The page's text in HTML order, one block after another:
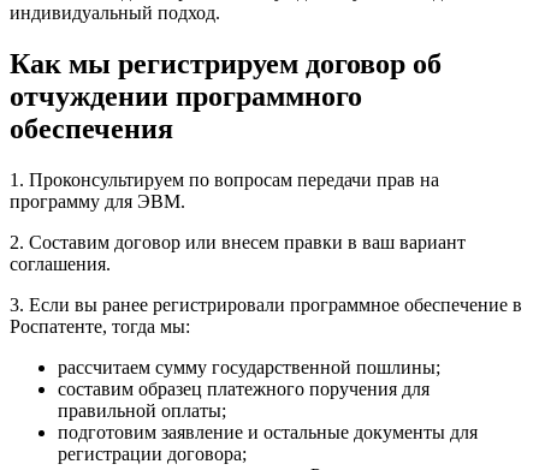
индивидуальный подход.
Как мы регистрируем договор об
отчуждении программного
обеспечения
1. Проконсультируем по вопросам передачи прав на
программу для ЭВМ.
2. Составим договор или внесем правки в ваш вариант
соглашения.
3. Если вы ранее регистрировали программное обеспечение в
Роспатенте, тогда мы:
рассчитаем сумму государственной пошлины;
составим образец платежного поручения для
правильной оплаты;
подготовим заявление и остальные документы для
регистрации договора;